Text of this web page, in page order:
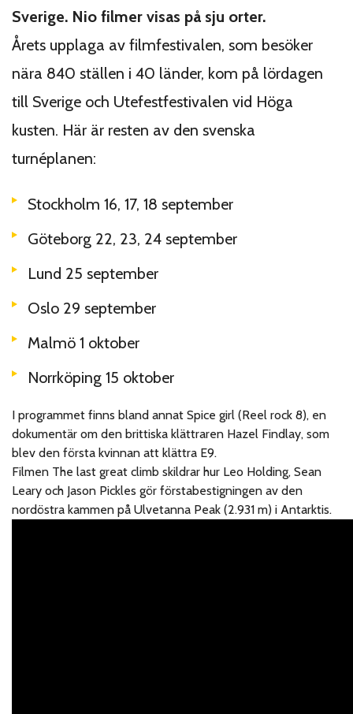
Sverige. Nio filmer visas på sju orter.
Årets upplaga av filmfestivalen, som besöker
nära 840 ställen i 40 länder, kom på lördagen
till Sverige och Utefestfestivalen vid Höga
kusten. Här är resten av den svenska
turnéplanen:
Stockholm 16, 17, 18 september
Göteborg 22, 23, 24 september
Lund 25 september
Oslo 29 september
Malmö 1 oktober
Norrköping 15 oktober
I programmet finns bland annat Spice girl (Reel rock 8), en
dokumentär om den brittiska klättraren Hazel Findlay, som
blev den första kvinnan att klättra E9.
Filmen The last great climb skildrar hur Leo Holding, Sean
Leary och Jason Pickles gör förstabestigningen av den
nordöstra kammen på Ulvetanna Peak (2.931 m) i Antarktis.